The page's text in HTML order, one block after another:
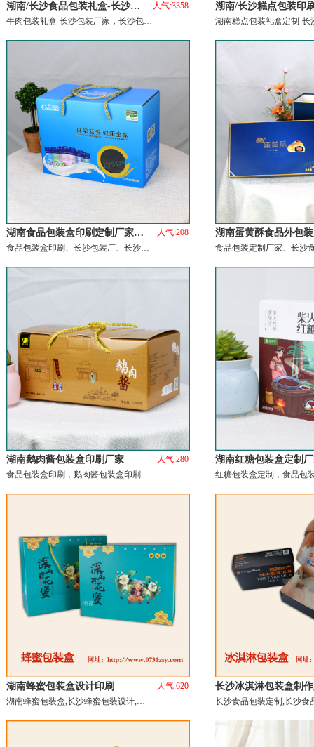
湖南/长沙食品包装礼盒-长沙…
人气:3358
牛肉包装礼盒-长沙包装厂家，长沙包…
湖南/长沙糕点包装印
湖南糕点包装礼盒定制-
湖南食品包装盒印刷定制厂家…
人气:208
食品包装盒印刷、长沙包装厂、长沙…
湖南蛋黄酥食品外包
食品包装定制厂家、长沙
湖南鹅肉酱包装盒印刷厂家
人气:280
食品包装盒印刷，鹅肉酱包装盒印刷…
湖南红糖包装盒定制
红糖包装盒定制，食品包
湖南蜂蜜包装盒设计印刷
人气:620
湖南蜂蜜包装盒,长沙蜂蜜包装设计,…
长沙冰淇淋包装盒制
长沙食品包装定制,长沙